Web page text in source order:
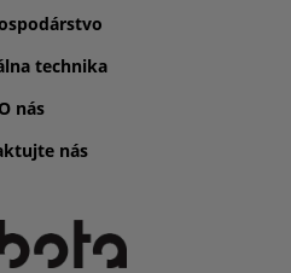
technika
O nás
nás